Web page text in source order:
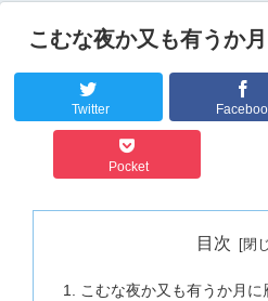
こむな夜か又も有うか
Twitter
Pocket
目次
こむな夜か又も有うか月